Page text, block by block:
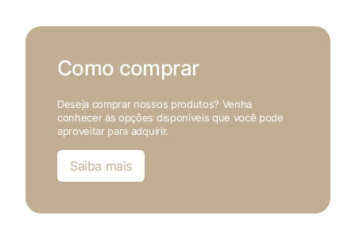
Como comprar
Deseja comprar nossos produtos? Venha
conhecer as opções disponíveis que você pode
aproveitar para adquirir.
Saiba mais